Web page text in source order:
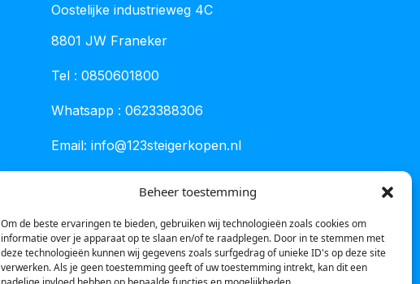
Beheer toestemming
Om de beste ervaringen te bieden, gebruiken wij technologieën zoals cookies om
informatie over je apparaat op te slaan en/of te raadplegen. Door in te stemmen met
deze technologieën kunnen wij gegevens zoals surfgedrag of unieke ID's op deze site
verwerken. Als je geen toestemming geeft of uw toestemming intrekt, kan dit een
Oostelijke industrieweg 4C
8801 JW Franeker
Tel : 0850601800
Whatsapp : 0623388306
Email: info@123steigerkopen.nl